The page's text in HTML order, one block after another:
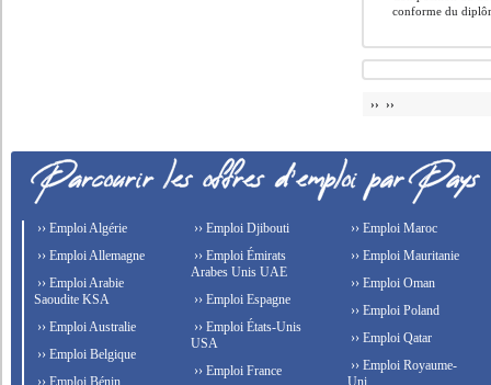
conforme du
›› ››
›› Emploi Algérie
›› Emploi Allemagne
›› Emploi Arabie
Saoudite KSA
›› Emploi Australie
›› Emploi Belgique
›› Emploi Bénin
›› Emploi Djibouti
›› Emploi Émirats
Arabes Unis UAE
›› Emploi Espagne
›› Emploi États-Unis
USA
›› Emploi France
›› Emploi Maroc
›› Emploi Mauritanie
›› Emploi Oman
›› Emploi Poland
›› Emploi Qatar
›› Emploi Royaume-
Uni